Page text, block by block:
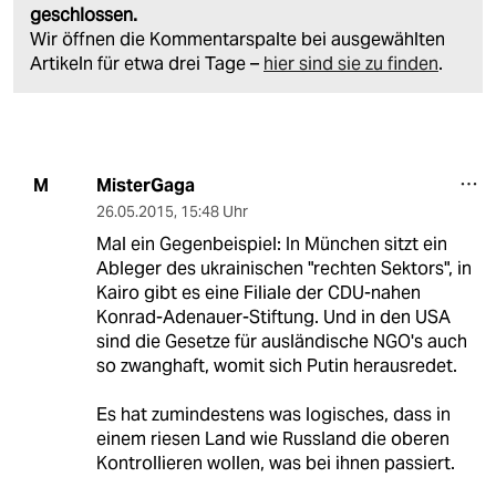
geschlossen.
Wir öffnen die Kommentarspalte bei ausgewählten
Artikeln für etwa drei Tage – hier sind sie zu finden.
M MisterGaga
26.05.2015, 15:48 Uhr
Mal ein Gegenbeispiel: In München sitzt ein
Ableger des ukrainischen "rechten Sektors", in
Kairo gibt es eine Filiale der CDU-nahen
Konrad-Adenauer-Stiftung. Und in den USA
sind die Gesetze für ausländische NGO's auch
so zwanghaft, womit sich Putin herausredet.
Es hat zumindestens was logisches, dass in
einem riesen Land wie Russland die oberen
Kontrollieren wollen, was bei ihnen passiert.